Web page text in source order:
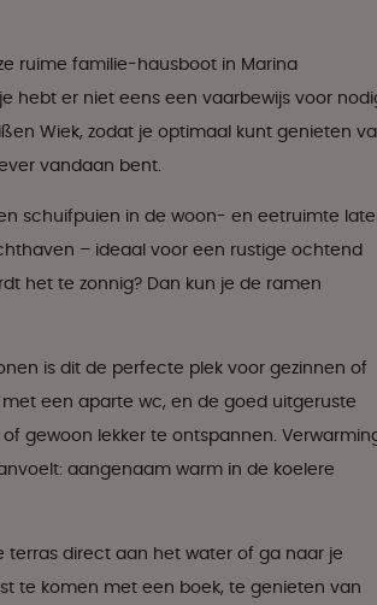
ruime familie-hausboot in Marina
hebt er niet eens een vaarbewijs voor
Wiek, zodat je optimaal kunt genieten
vandaan bent.
schuifpuien in de woon- en eetruimte
– ideaal voor een rustige ochtend
het te zonnig? Dan kun je de ramen
is dit de perfecte plek voor gezinnen of
een aparte wc, en de goed uitgeruste
gewoon lekker te ontspannen.
aangenaam warm in de koelere
terras direct aan het water of ga naar je
te komen met een boek, te genieten van